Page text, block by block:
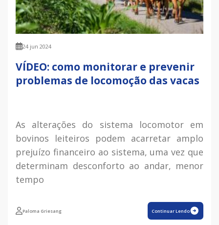
24 jun 2024
VÍDEO: como monitorar e prevenir
problemas de locomoção das vacas
As alterações do sistema locomotor em
bovinos leiteiros podem acarretar amplo
prejuízo financeiro ao sistema, uma vez que
determinam desconforto ao andar, menor
tempo
Paloma Griesang Continuar Lendo